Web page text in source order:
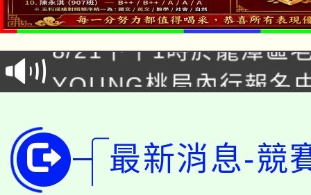
8/21下午1時於龍潭區
徵才活動。
YOUNG桃局內行報名
開!
115年桃園市運動會8/
田徑場及游泳池舉行。
桃園市低收入戶享有免
最新消息-競